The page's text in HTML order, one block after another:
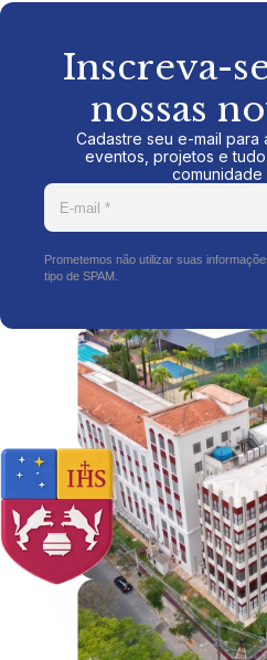
Inscreva-
nossas
Cadastre seu e-mail para
eventos, projetos e
comunidade
Prometemos não utilizar suas
tipo de SPAM.